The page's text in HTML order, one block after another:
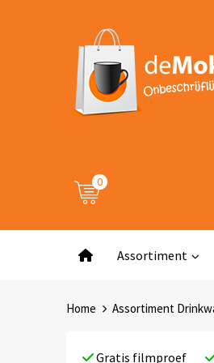
0
Assortiment
Home Assortiment
Gratis filmproef